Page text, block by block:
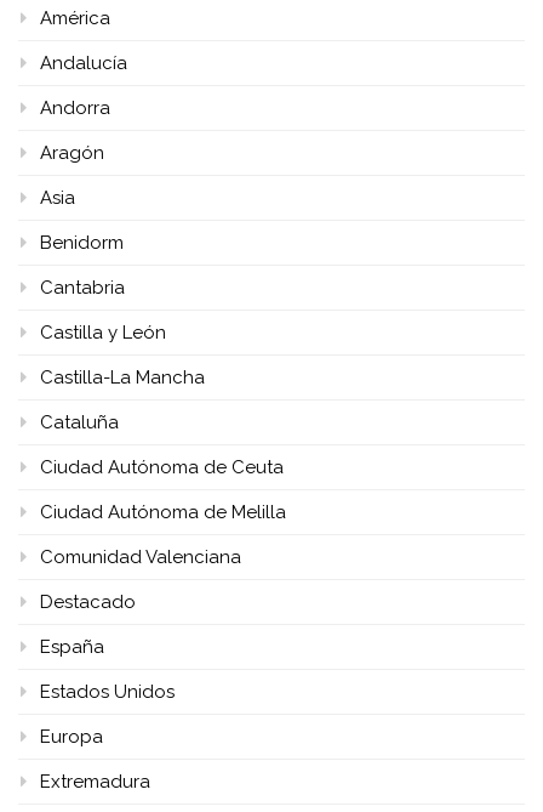
América
Andalucía
Andorra
Aragón
Asia
Benidorm
Cantabria
Castilla y León
Castilla-La Mancha
Cataluña
Ciudad Autónoma de Ceuta
Ciudad Autónoma de Melilla
Comunidad Valenciana
Destacado
España
Estados Unidos
Europa
Extremadura